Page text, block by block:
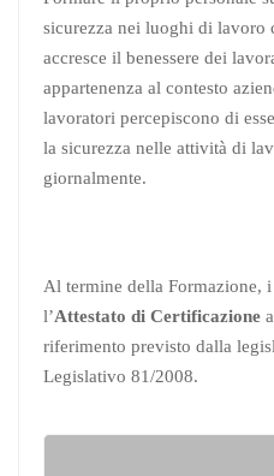
sicurezza nei luoghi di lavoro
accresce il benessere dei
appartenenza al contesto
lavoratori percepiscono di
la sicurezza nelle attività di
giornalmente.
Al termine della Formazione,
l’Attestato di Certificazione
riferimento previsto dalla
Legislativo 81/2008.